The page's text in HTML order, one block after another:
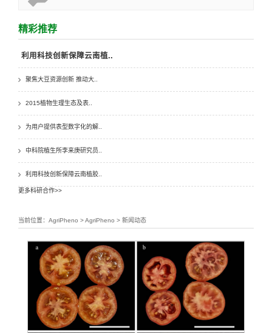
精彩推荐
利用科技创新保障云南植..
聚焦大豆资源创新 推动大..
2015植物生理生态及表..
为用户提供表型数字化的解..
中科院植生所李来庚研究员..
利用科技创新保障云南植胶..
更多科研合作>>
当前位置：AgriPheno > AgriPheno > 新闻动态